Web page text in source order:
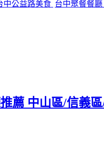
中公益路美食 台中聚餐餐廳
薦 中山區/信義